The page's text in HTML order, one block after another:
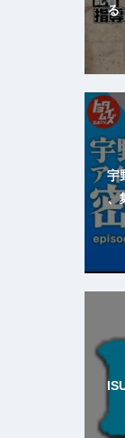
る
宇
、